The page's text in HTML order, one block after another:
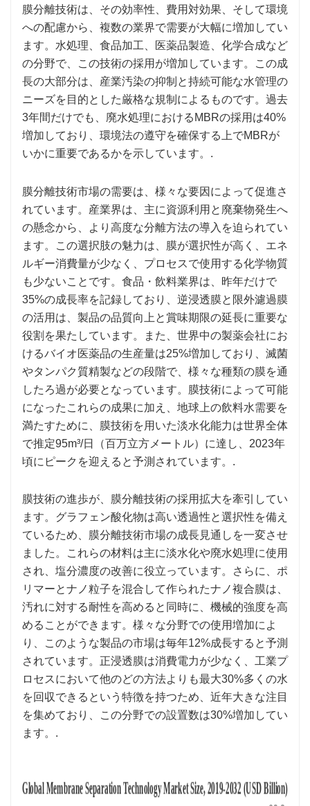
膜分離技術は、その効率性、費用対効果、そして環境
への配慮から、複数の業界で需要が大幅に増加してい
ます。水処理、食品加工、医薬品製造、化学合成など
の分野で、この技術の採用が増加しています。この成
長の大部分は、産業汚染の抑制と持続可能な水管理の
ニーズを目的とした厳格な規制によるものです。過去
3年間だけでも、廃水処理におけるMBRの採用は40%
増加しており、環境法の遵守を確保する上でMBRが
いかに重要であるかを示しています。.
膜分離技術市場の需要は、様々な要因によって促進さ
れています。産業界は、主に資源利用と廃棄物発生へ
の懸念から、より高度な分離方法の導入を迫られてい
ます。この選択肢の魅力は、膜が選択性が高く、エネ
ルギー消費量が少なく、プロセスで使用する化学物質
も少ないことです。食品・飲料業界は、昨年だけで
35%の成長率を記録しており、逆浸透膜と限外濾過膜
の活用は、製品の品質向上と賞味期限の延長に重要な
役割を果たしています。また、世界中の製薬会社にお
けるバイオ医薬品の生産量は25%増加しており、滅菌
やタンパク質精製などの段階で、様々な種類の膜を通
したろ過が必要となっています。膜技術によって可能
になったこれらの成果に加え、地球上の飲料水需要を
満たすために、膜技術を用いた淡水化能力は世界全体
で推定95m³/日（百万立方メートル）に達し、2023年
頃にピークを迎えると予測されています。.
膜技術の進歩が、膜分離技術の採用拡大を牽引してい
ます。グラフェン酸化物は高い透過性と選択性を備え
ているため、膜分離技術市場の成長見通しを一変させ
ました。これらの材料は主に淡水化や廃水処理に使用
され、塩分濃度の改善に役立っています。さらに、ポ
リマーとナノ粒子を混合して作られたナノ複合膜は、
汚れに対する耐性を高めると同時に、機械的強度を高
めることができます。様々な分野での使用増加によ
り、このような製品の市場は毎年12%成長すると予測
されています。正浸透膜は消費電力が少なく、工業プ
ロセスにおいて他のどの方法よりも最大30%多くの水
を回収できるという特徴を持つため、近年大きな注目
を集めており、この分野での設置数は30%増加してい
ます。.